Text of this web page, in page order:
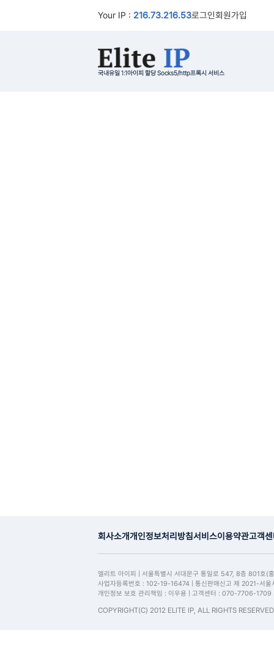
Your IP : 216.73.216.53로그인회원가입
국내유일 1:1아이피 할당 Socks5/http프록시 서비스
회사소개개인정보처리방침서비스이용약관고객
엘리트 아이피 | 서울특별시 서대문구 통일로 547, 8층 801호(
사업자등록번호 : 102-19-16474 | 통신판매신고 제 2021-서
개인정보 보호 관리책임 : 이우용 | 고객센터 : 070-7706-1709
COPYRIGHT(C) 2012 ELITE IP, ALL RIGHTS